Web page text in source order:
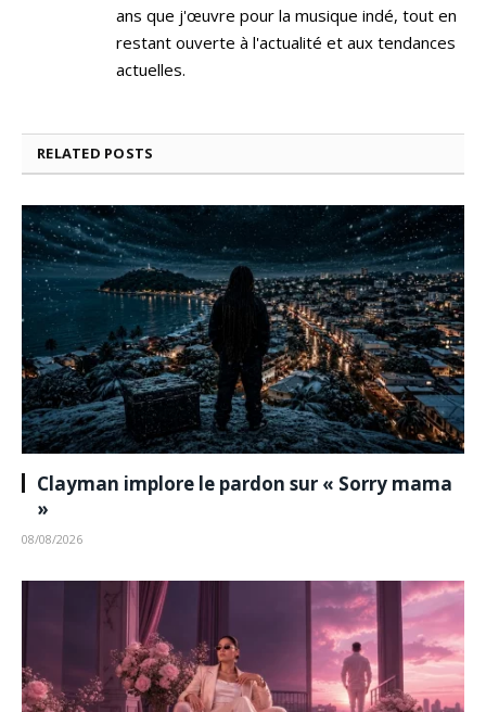
ans que j'œuvre pour la musique indé, tout en
restant ouverte à l'actualité et aux tendances
actuelles.
RELATED POSTS
Clayman implore le pardon sur « Sorry mama
»
08/08/2026